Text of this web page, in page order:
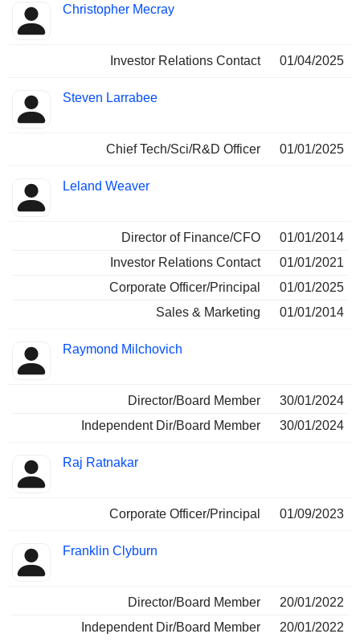
Christopher Mecray
Investor Relations Contact 01/04/2025
Steven Larrabee
Chief Tech/Sci/R&D Officer 01/01/2025
Leland Weaver
Director of Finance/CFO
01/01/2014
Investor Relations Contact
01/01/2021
Corporate Officer/Principal
01/01/2025
Sales & Marketing
01/01/2014
Raymond Milchovich
Director/Board Member
30/01/2024
Independent Dir/Board Member
30/01/2024
Raj Ratnakar
Corporate Officer/Principal 01/09/2023
Franklin Clyburn
Director/Board Member
20/01/2022
Independent Dir/Board Member
20/01/2022